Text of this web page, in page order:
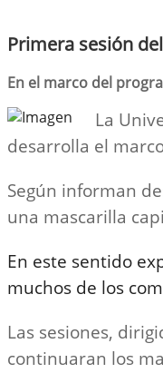
Primera sesión
En el marco del
La
desarrolla el
Según informan
una mascarilla
En este sentido
muchos de los
Las sesiones,
continuaran los